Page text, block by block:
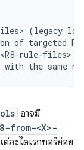
(legacy
of targeted R8
rule-files>
อาจมี
from-<X>-
ละไดเรกทอรีย่อย